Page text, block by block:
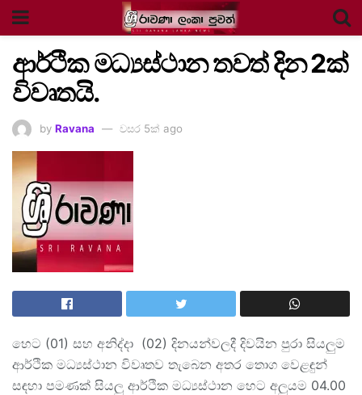
ආර්ථික මධ්‍යස්ථාන තවත් දින 2ක්
විවෘතයි.
by Ravana වසර 5ක් ago
හෙට (01) සහ අනිද්දා (02) දිනයන්වලදී දිවයින පුරා සියලුම
ආර්ථික මධ්‍යස්ථාන විවෘතව තැබෙන අතර තොග වෙළඳුන්
සඳහා පමණක් සියලු ආර්ථික මධ්‍යස්ථාන හෙට අලුයම 04.00